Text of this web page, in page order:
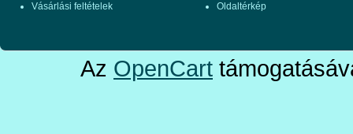
Vásárlási feltételek
Oldaltérkép
Az OpenCart